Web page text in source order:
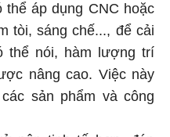
áp dụng CNC hoặc
tòi, sáng chế..., để cải
thể nói, hàm lượng trí
nâng cao. Việc này
sản phẩm và công